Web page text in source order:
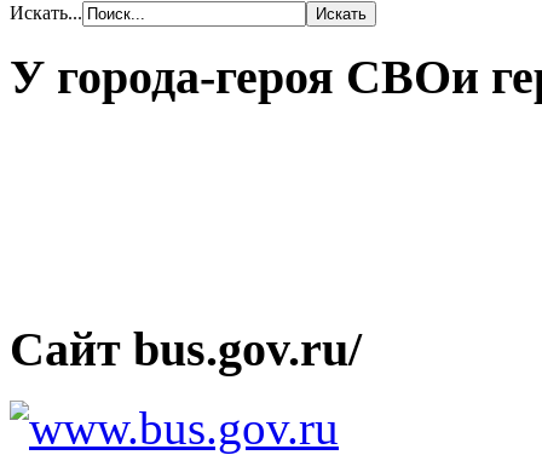
Искать...
У города-героя СВОи
Сайт bus.gov.ru/